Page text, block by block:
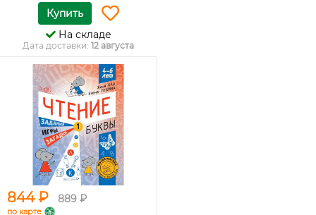
Купить
На складе
Дата доставки: 12 августа
844 ₽ 889 ₽
по карте